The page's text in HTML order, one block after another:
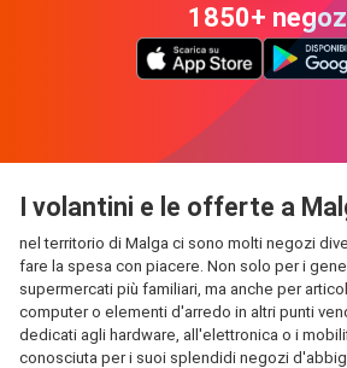
1850+
I volantini e le offerte a
nel territorio di Malga ci sono molti negozi
fare la spesa con piacere. Non solo per i
supermercati più familiari, ma anche per
computer o elementi d'arredo in altri punti
dedicati agli hardware, all'elettronica o i
conosciuta per i suoi splendidi negozi